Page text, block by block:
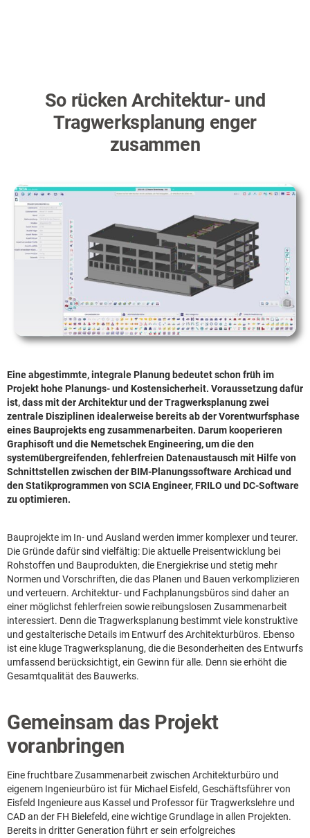
So rücken Architektur- und
Tragwerksplanung enger
zusammen
Eine abgestimmte, integrale Planung bedeutet schon früh im
Projekt hohe Planungs- und Kostensicherheit. Voraussetzung dafür
ist, dass mit der Architektur und der Tragwerksplanung zwei
zentrale Disziplinen idealerweise bereits ab der Vorentwurfsphase
eines Bauprojekts eng zusammenarbeiten. Darum kooperieren
Graphisoft und die Nemetschek Engineering, um die den
systemübergreifenden, fehlerfreien Datenaustausch mit Hilfe von
Schnittstellen zwischen der BIM-Planungssoftware Archicad und
den Statikprogrammen von SCIA Engineer, FRILO und DC-Software
zu optimieren.
Bauprojekte im In- und Ausland werden immer komplexer und teurer.
Die Gründe dafür sind vielfältig: Die aktuelle Preisentwicklung bei
Rohstoffen und Bauprodukten, die Energiekrise und stetig mehr
Normen und Vorschriften, die das Planen und Bauen verkomplizieren
und verteuern. Architektur- und Fachplanungsbüros sind daher an
einer möglichst fehlerfreien sowie reibungslosen Zusammenarbeit
interessiert. Denn die Tragwerksplanung bestimmt viele konstruktive
und gestalterische Details im Entwurf des Architekturbüros. Ebenso
ist eine kluge Tragwerksplanung, die die Besonderheiten des Entwurfs
umfassend berücksichtigt, ein Gewinn für alle. Denn sie erhöht die
Gesamtqualität des Bauwerks.
Gemeinsam das Projekt
voranbringen
Eine fruchtbare Zusammenarbeit zwischen Architekturbüro und
eigenem Ingenieurbüro ist für Michael Eisfeld, Geschäftsführer von
Eisfeld Ingenieure aus Kassel und Professor für Tragwerkslehre und
CAD an der FH Bielefeld, eine wichtige Grundlage in allen Projekten.
Bereits in dritter Generation führt er sein erfolgreiches